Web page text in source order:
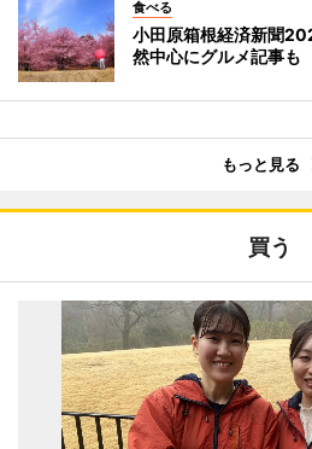
食べる
小田原箱根経済新聞
然中心にグルメ記事も
もっと見る
買う